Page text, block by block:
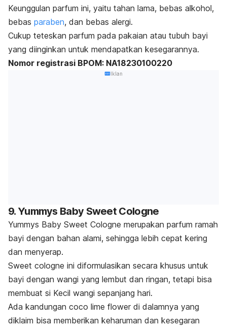
Keunggulan parfum ini, yaitu tahan lama, bebas alkohol,
bebas paraben, dan bebas alergi.
Cukup teteskan parfum pada pakaian atau tubuh bayi
yang diinginkan untuk mendapatkan kesegarannya.
Nomor registrasi BPOM: NA18230100220
Iklan
9. Yummys Baby Sweet Cologne
Yummys Baby Sweet Cologne merupakan parfum ramah
bayi dengan bahan alami, sehingga lebih cepat kering
dan menyerap.
Sweet cologne ini diformulasikan secara khusus untuk
bayi dengan wangi yang lembut dan ringan, tetapi bisa
membuat si Kecil wangi sepanjang hari.
Ada kandungan coco lime flower di dalamnya yang
diklaim bisa memberikan keharuman dan kesegaran